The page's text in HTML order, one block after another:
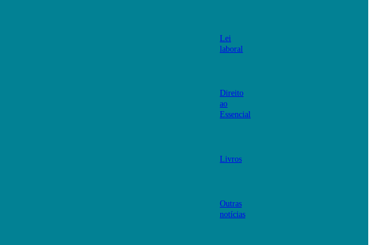
Lei
laboral
Direito
ao
Essencial
Livros
Outras
notícias